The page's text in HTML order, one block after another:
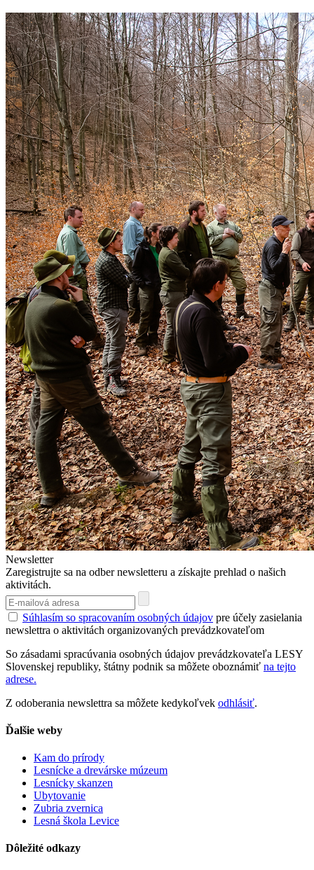
Newsletter
Zaregistrujte sa na odber newsletteru a získajte prehlad o našich
aktivitách.
Súhlasím so spracovaním osobných údajov pre účely zasielania
newslettra o aktivitách organizovaných prevádzkovateľom
So zásadami spracúvania osobných údajov prevádzkovateľa LESY
Slovenskej republiky, štátny podnik sa môžete oboznámiť na tejto
adrese.
Z odoberania newslettra sa môžete kedykoľvek odhlásiť.
Ďalšie weby
Kam do prírody
Lesnícke a drevárske múzeum
Lesnícky skanzen
Ubytovanie
Zubria zvernica
Lesná škola Levice
Dôležité odkazy